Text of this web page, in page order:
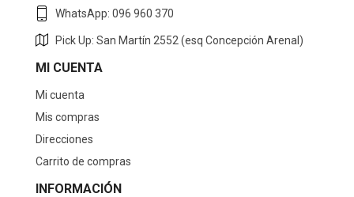
WhatsApp: 096 960 370
Pick Up: San Martín 2552 (esq Concepción Arenal)
MI CUENTA
Mi cuenta
Mis compras
Direcciones
Carrito de compras
INFORMACIÓN